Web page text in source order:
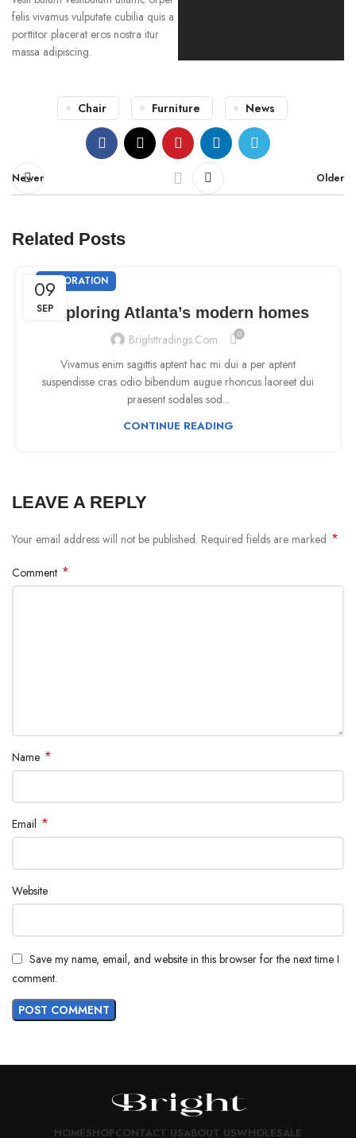
felis vivamus vulputate cubilia quis a
porttitor placerat eros nostra itur
massa adipiscing.
Chair Furniture News
Newer Older
Related Posts
09
SEP
DECORATION
Exploring Atlanta’s modern homes
Brighttradings.com 0
Vivamus enim sagittis aptent hac mi dui a per aptent
suspendisse cras odio bibendum augue rhoncus laoreet dui
praesent sodales sod...
CONTINUE READING
LEAVE A REPLY
Your email address will not be published. Required fields are marked *
Comment *
Name *
Email *
Website
Save my name, email, and website in this browser for the next time I
comment.
HOMESHOPCONTACT USABOUT USWHOLESALE